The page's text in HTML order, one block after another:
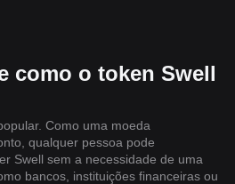
como o token Swell
Como uma moeda
qualquer pessoa pode
Swell sem a necessidade de uma
bancos, instituições financeiras ou